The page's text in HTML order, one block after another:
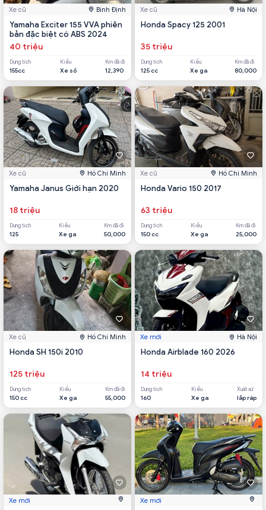
Xe cũ Bình Định
Yamaha Exciter 155 VVA phiên
bản đặc biệt có ABS 2024
40 triệu
Dung tích
155cc
Kiểu
Xe số
Km đã đi
12,390
Xe cũ Hà Nội
Honda Spacy 125 2001
35 triệu
Dung tích
125 cc
Kiểu
Xe ga
Km đã đi
80,000
Xe cũ Hồ Chí Minh
Yamaha Janus Giới hạn 2020
18 triệu
Dung tích
125
Kiểu
Xe ga
Km đã đi
50,000
Xe cũ Hồ Chí Minh
Honda Vario 150 2017
63 triệu
Dung tích
150 cc
Kiểu
Xe ga
Km đã đi
25,000
Xe cũ Hồ Chí Minh
Honda SH 150i 2010
125 triệu
Dung tích
150 cc
Kiểu
Xe ga
Km đã đi
55,000
Xe mới Hà Nội
Honda Airblade 160 2026
14 triệu
Dung tích
160
Kiểu
Xe ga
Xuất xứ
lắp ráp
Xe mới Xe mới